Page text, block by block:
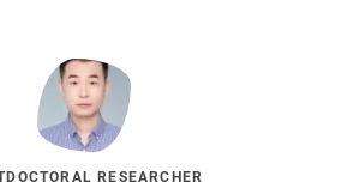
RESEARCHER